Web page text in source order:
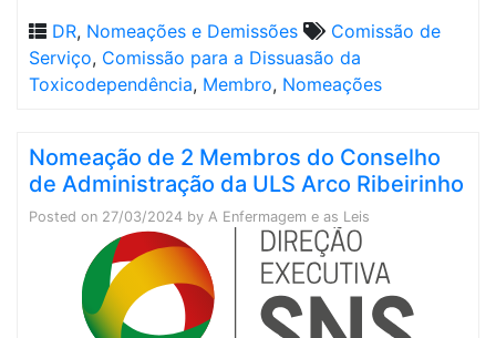
DR, Nomeações e Demissões
Comissão de
Serviço, Comissão para a Dissuasão da
Toxicodependência, Membro, Nomeações
Nomeação de 2 Membros do Conselho
de Administração da ULS Arco Ribeirinho
Posted on 27/03/2024 by A Enfermagem e as Leis